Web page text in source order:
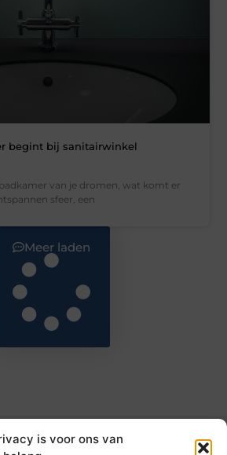
is voor ons van
begint bij sanitairwinkel
van je dromen, wat komt er
sfeer, een
Meer laden